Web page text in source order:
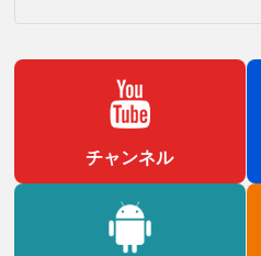
チャンネル